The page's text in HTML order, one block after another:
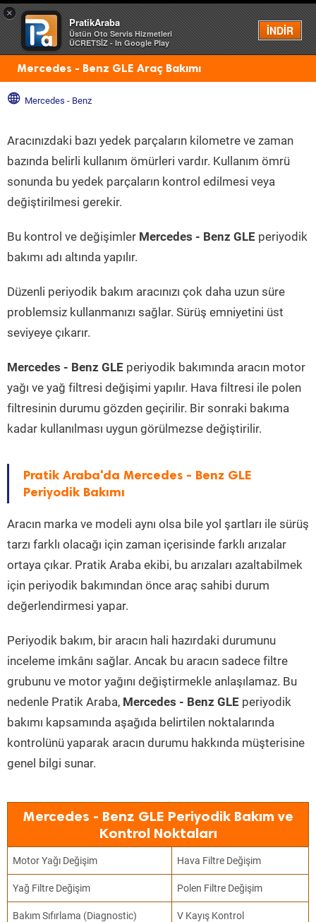
×
PratikAraba
Üstün Oto Servis Hizmetleri
ÜCRETSİZ - In Google Play
İNDİR
Menü
Mercedes - Benz GLE Araç Bakımı
Mercedes - Benz
Aracınızdaki bazı yedek parçaların kilometre ve zaman
bazında belirli kullanım ömürleri vardır. Kullanım ömrü
sonunda bu yedek parçaların kontrol edilmesi veya
değiştirilmesi gerekir.
Bu kontrol ve değişimler Mercedes - Benz GLE periyodik
bakımı adı altında yapılır.
Düzenli periyodik bakım aracınızı çok daha uzun süre
problemsiz kullanmanızı sağlar. Sürüş emniyetini üst
seviyeye çıkarır.
Mercedes - Benz GLE periyodik bakımında aracın motor
yağı ve yağ filtresi değişimi yapılır. Hava filtresi ile polen
filtresinin durumu gözden geçirilir. Bir sonraki bakıma
kadar kullanılması uygun görülmezse değiştirilir.
Pratik Araba'da Mercedes - Benz GLE
Periyodik Bakımı
Aracın marka ve modeli aynı olsa bile yol şartları ile sürüş
tarzı farklı olacağı için zaman içerisinde farklı arızalar
ortaya çıkar. Pratik Araba ekibi, bu arızaları azaltabilmek
için periyodik bakımından önce araç sahibi durum
değerlendirmesi yapar.
Periyodik bakım, bir aracın hali hazırdaki durumunu
inceleme imkânı sağlar. Ancak bu aracın sadece filtre
grubunu ve motor yağını değiştirmekle anlaşılamaz. Bu
nedenle Pratik Araba, Mercedes - Benz GLE periyodik
bakımı kapsamında aşağıda belirtilen noktalarında
kontrolünü yaparak aracın durumu hakkında müşterisine
genel bilgi sunar.
Mercedes - Benz GLE Periyodik Bakım ve
Kontrol Noktaları
Motor Yağı Değişim Hava Filtre Değişim
Yağ Filtre Değişim Polen Filtre Değişim
Bakım Sıfırlama (Diagnostic) V Kayış Kontrol